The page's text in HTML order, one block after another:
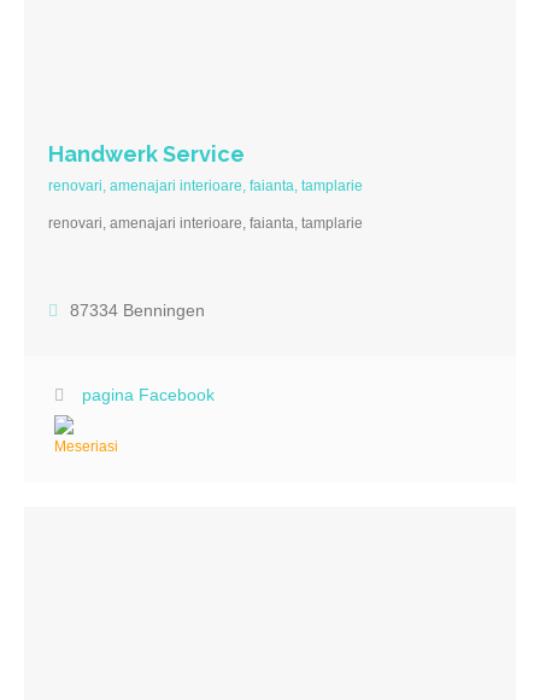
Handwerk Service
renovari, amenajari interioare, faianta, tamplarie
renovari, amenajari interioare, faianta, tamplarie
87334 Benningen
pagina Facebook